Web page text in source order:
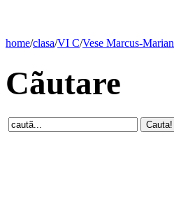
home/clasa/VI C/Vese Marcus-Marian
Cãutare